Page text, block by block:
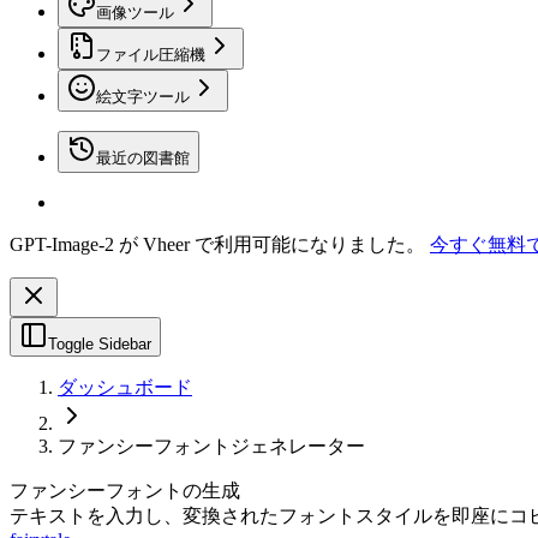
画像ツール
ファイル圧縮機
絵文字ツール
最近の図書館
GPT-Image-2 が Vheer で利用可能になりました。 今すぐ無料
Toggle Sidebar
ダッシュボード
ファンシーフォントジェネレーター
ファンシーフォントの生成
テキストを入力し、変換されたフォントスタイルを即座にコ